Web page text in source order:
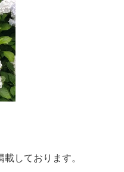
しております。